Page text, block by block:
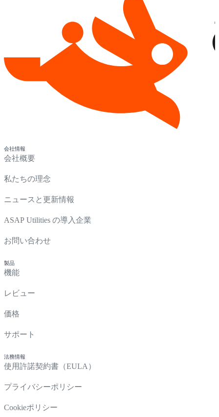
会社情報
会社概要
私たちの理念
ニュースと更新情報
ASAP Utilities の導入企業
お問い合わせ
製品
機能
レビュー
価格
サポート
法務情報
使用許諾契約書（EULA）
プライバシーポリシー
Cookieポリシー